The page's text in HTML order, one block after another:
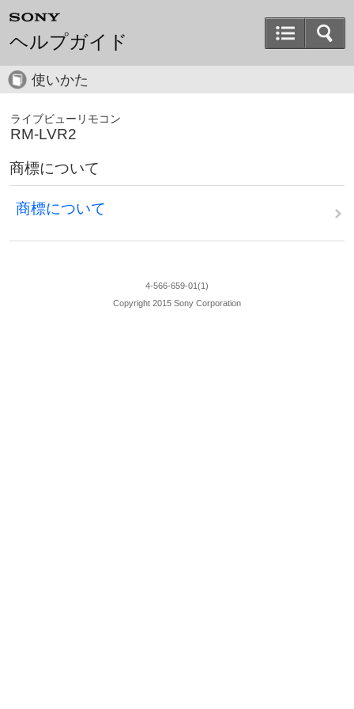
ヘルプガイド
使いかた
ライブビューリモコン
RM-LVR2
商標について
商標について
4-566-659-01(1)
Copyright 2015 Sony Corporation